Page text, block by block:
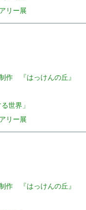
リー展
作 『はっけんの丘』
世界」
リー展
作 『はっけんの丘』